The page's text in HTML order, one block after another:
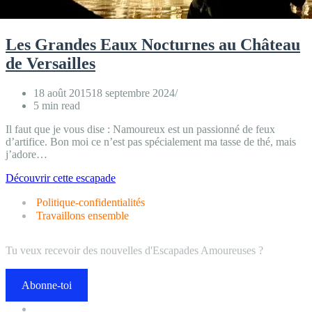
Les Grandes Eaux Nocturnes au Château
de Versailles
18 août 201518 septembre 2024
5 min read
Il faut que je vous dise : Namoureux est un passionné de feux
d’artifice. Bon moi ce n’est pas spécialement ma tasse de thé, mais
j’adore…
Découvrir cette escapadeLes
Eaux
Nocturnes
de
Politique-confidentialités
Travaillons ensemble
Tu veux recevoir des nouvelles d'Escapades Amoureuses ?
Abonne-toi